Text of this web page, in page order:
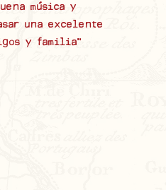
música y
una excelente
y familia"